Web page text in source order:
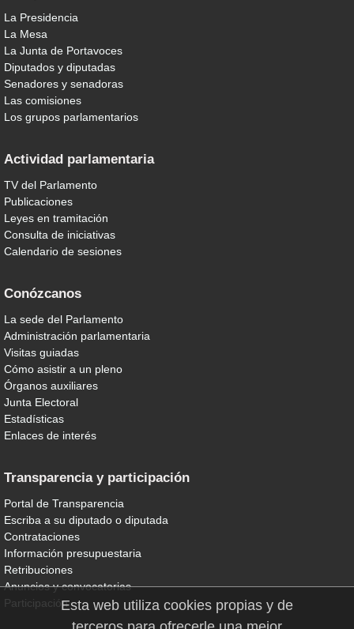
La Presidencia
La Mesa
La Junta de Portavoces
Diputados y diputadas
Senadores y senadoras
Las comisiones
Los grupos parlamentarios
Actividad parlamentaria
TV del Parlamento
Publicaciones
Leyes en tramitación
Consulta de iniciativas
Calendario de sesiones
Conózcanos
La sede del Parlamento
Administración parlamentaria
Visitas guiadas
Cómo asistir a un pleno
Órganos auxiliares
Junta Electoral
Estadísticas
Enlaces de interés
Transparencia y participación
Portal de Transparencia
Escriba a su diputado o diputada
Contrataciones
Información presupuestaria
Retribuciones
Anuncios y convocatorias
ParticipaciónEsta web utiliza cookies propias y de